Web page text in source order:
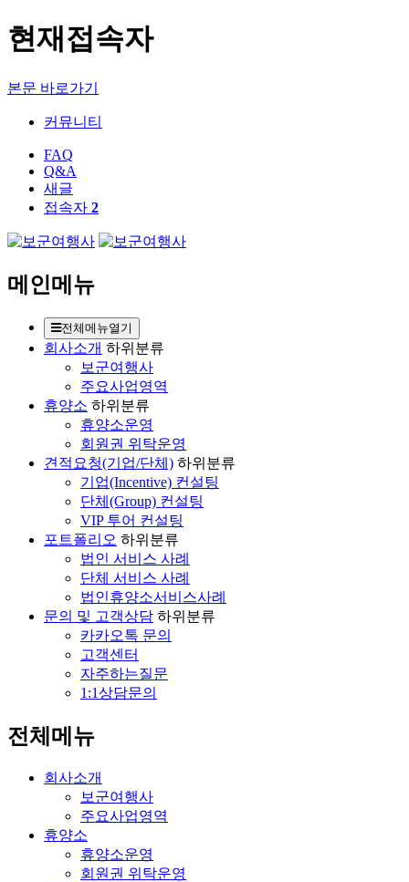
현재접속자
본문 바로가기
커뮤니티
FAQ
Q&A
새글
접속자 2
메인메뉴
전체메뉴열기
회사소개 하위분류
보군여행사
주요사업영역
휴양소 하위분류
휴양소운영
회원권 위탁운영
견적요청(기업/단체) 하위분류
기업(Incentive) 컨설팅
단체(Group) 컨설팅
VIP 투어 컨설팅
포트폴리오 하위분류
법인 서비스 사례
단체 서비스 사례
법인휴양소서비스사례
문의 및 고객상담 하위분류
카카오톡 문의
고객센터
자주하는질문
1:1상담문의
전체메뉴
회사소개
보군여행사
주요사업영역
휴양소
휴양소운영
회원권 위탁운영